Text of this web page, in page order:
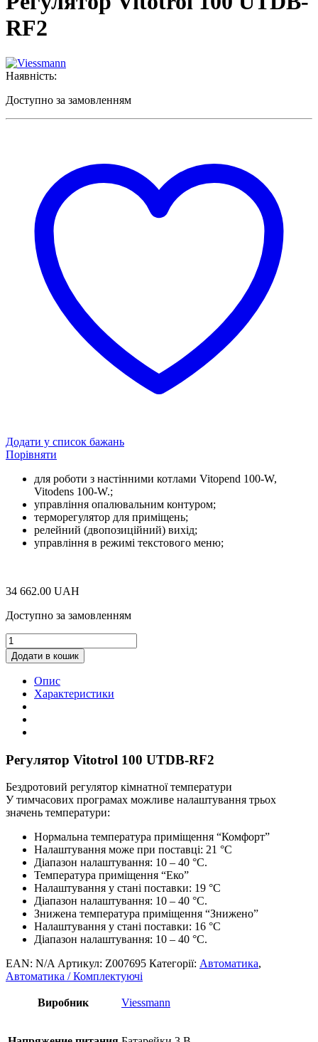
RF2
Наявність:
Доступно за замовленням
Додати у список бажань
Порівняти
для роботи з настінними котлами Vitopend 100-W,
Vitodens 100-W.;
управління опалювальним контуром;
терморегулятор для приміщень;
релейний (двопозиційний) вихід;
управління в режимі текстового меню;
34 662.00 UAH
Доступно за замовленням
Регулятор
Vitotrol
100
UTDB-
RF2
quantity
Додати в кошик
Опис
Характеристики
Регулятор Vitotrol 100 UTDB-RF2
Бездротовий регулятор кімнатної температури
У тимчасових програмах можливе налаштування трьох
значень температури:
Нормальна температура приміщення “Комфорт”
Налаштування може при поставці: 21 °C
Діапазон налаштування: 10 – 40 °C.
Температура приміщення “Еко”
Налаштування у стані поставки: 19 °C
Діапазон налаштування: 10 – 40 °C.
Знижена температура приміщення “Знижено”
Налаштування у стані поставки: 16 °C
Діапазон налаштування: 10 – 40 °C.
EAN: N/A Артикул: Z007695 Категорії: Автоматика,
Автоматика / Комплектуючі
Виробник Viessmann